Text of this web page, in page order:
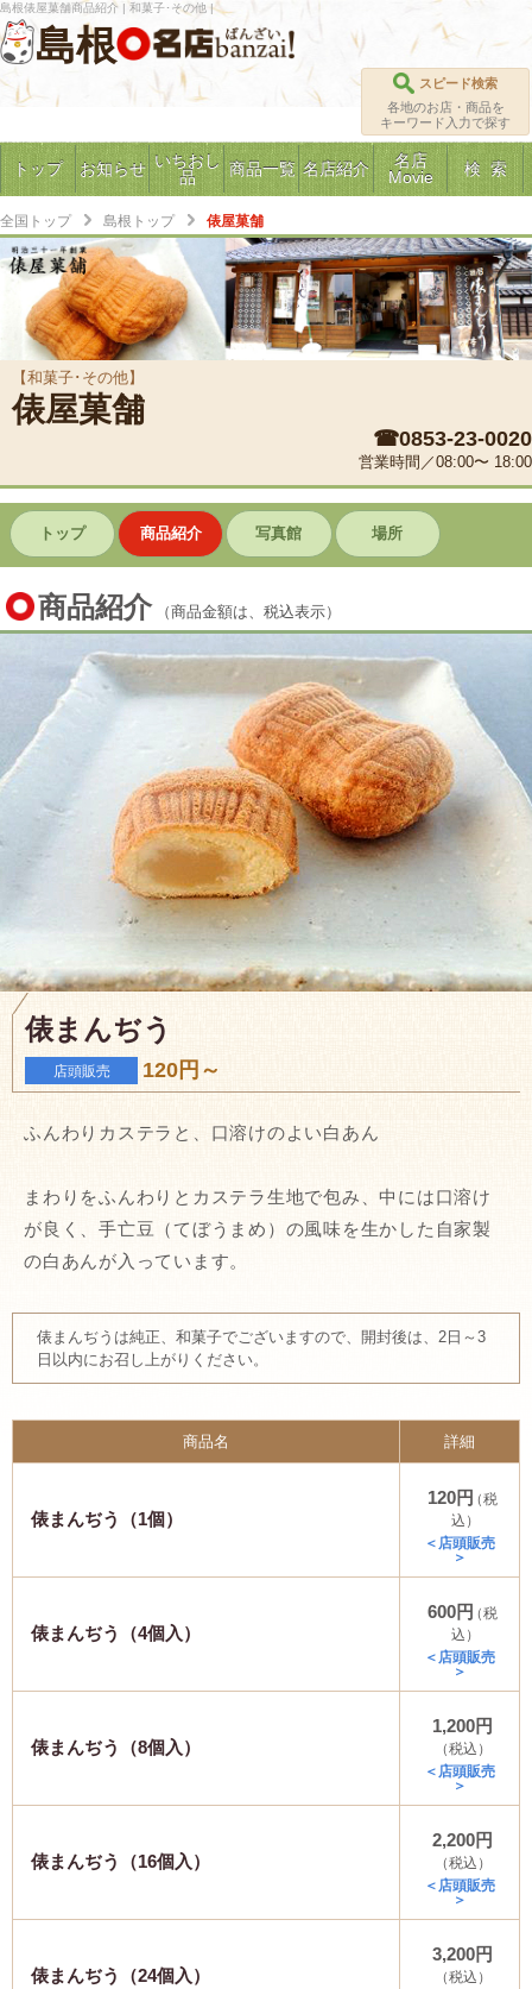
島根俵屋菓舗商品紹介 | 和菓子･その他 |
島根
スピード検索
各地のお店・商品を
キーワード入力で探す
トップ お知らせ いちおし
品
商品一覧 名店紹介
名店
Movie
検 索
全国トップ 島根トップ 俵屋菓舗
【和菓子･その他】
俵屋菓舗
☎0853-23-0020
営業時間／08:00〜 18:00
トップ 商品紹介 写真館 場所
商品紹介 （商品金額は、税込表示）
俵まんぢう
店頭販売 120円～
ふんわりカステラと、口溶けのよい白あん
まわりをふんわりとカステラ生地で包み、中には口溶け
が良く、手亡豆（てぼうまめ）の風味を生かした自家製
の白あんが入っています。
俵まんぢうは純正、和菓子でございますので、開封後は、2日～3
日以内にお召し上がりください。
商品名 詳細
俵まんぢう（1個）
120円（税
込）
＜店頭販売
＞
俵まんぢう（4個入）
600円（税
込）
＜店頭販売
＞
俵まんぢう（8個入）
1,200円
（税込）
＜店頭販売
＞
俵まんぢう（16個入）
2,200円
（税込）
＜店頭販売
＞
俵まんぢう（24個入）
3,200円
（税込）